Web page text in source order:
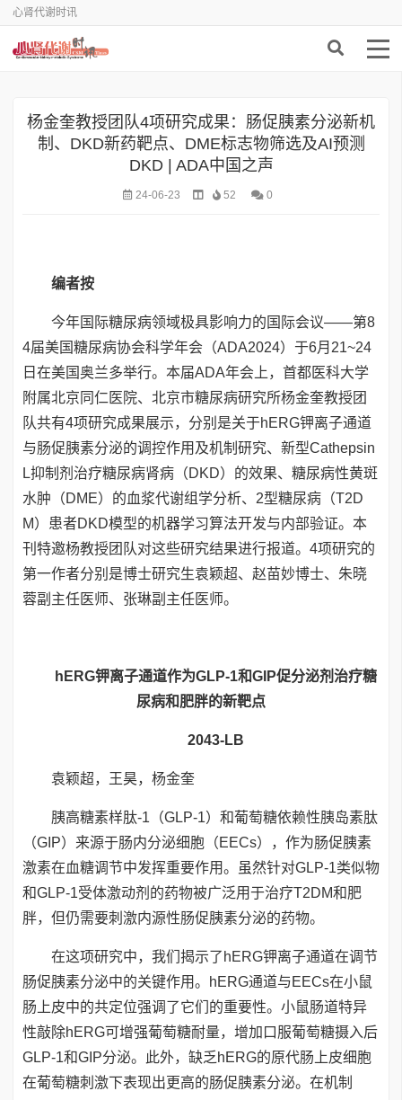
心肾代谢时讯
杨金奎教授团队4项研究成果：肠促胰素分泌新机
制、DKD新药靶点、DME标志物筛选及AI预测
DKD | ADA中国之声
24-06-23 52 0
编者按
今年国际糖尿病领域极具影响力的国际会议——第8
4届美国糖尿病协会科学年会（ADA2024）于6月21~24
日在美国奥兰多举行。本届ADA年会上，首都医科大学
附属北京同仁医院、北京市糖尿病研究所杨金奎教授团
队共有4项研究成果展示，分别是关于hERG钾离子通道
与肠促胰素分泌的调控作用及机制研究、新型Cathepsin
L抑制剂治疗糖尿病肾病（DKD）的效果、糖尿病性黄斑
水肿（DME）的血浆代谢组学分析、2型糖尿病（T2D
M）患者DKD模型的机器学习算法开发与内部验证。本
刊特邀杨教授团队对这些研究结果进行报道。4项研究的
第一作者分别是博士研究生袁颖超、赵苗妙博士、朱晓
蓉副主任医师、张琳副主任医师。
hERG钾离子通道作为GLP-1和GIP促分泌剂治疗糖
尿病和肥胖的新靶点
2043-LB
袁颖超，王昊，杨金奎
胰高糖素样肽-1（GLP-1）和葡萄糖依赖性胰岛素肽
（GIP）来源于肠内分泌细胞（EECs），作为肠促胰素
激素在血糖调节中发挥重要作用。虽然针对GLP-1类似物
和GLP-1受体激动剂的药物被广泛用于治疗T2DM和肥
胖，但仍需要刺激内源性肠促胰素分泌的药物。
在这项研究中，我们揭示了hERG钾离子通道在调节
肠促胰素分泌中的关键作用。hERG通道与EECs在小鼠
肠上皮中的共定位强调了它们的重要性。小鼠肠道特异
性敲除hERG可增强葡萄糖耐量，增加口服葡萄糖摄入后
GLP-1和GIP分泌。此外，缺乏hERG的原代肠上皮细胞
在葡萄糖刺激下表现出更高的肠促胰素分泌。在机制